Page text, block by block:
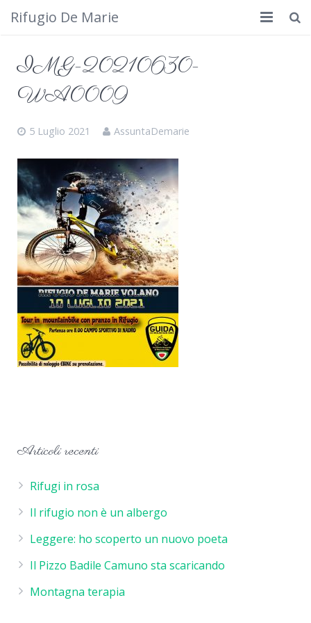
Rifugio De Marie
Dove siamo
Calendario
Foto
Cimbergo da vedere
Contatti
IMG-20210630-
WA0009
5 Luglio 2021 AssuntaDemarie
Articoli recenti
Rifugi in rosa
Il rifugio non è un albergo
Leggere: ho scoperto un nuovo poeta
Il Pizzo Badile Camuno sta scaricando
Montagna terapia